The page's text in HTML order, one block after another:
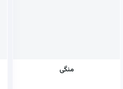
منگی